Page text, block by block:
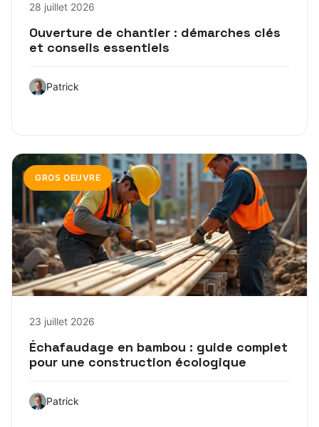
28 juillet 2026
Ouverture de chantier : démarches clés
et conseils essentiels
Patrick
GROS OEUVRE
23 juillet 2026
Échafaudage en bambou : guide complet
pour une construction écologique
Patrick